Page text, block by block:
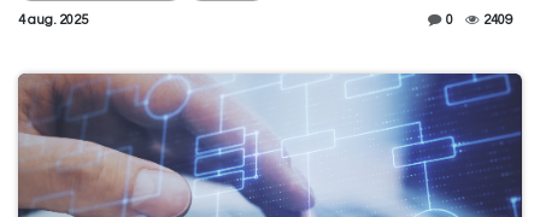
4 aug. 2025 0 2409